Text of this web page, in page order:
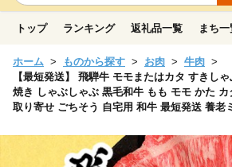
トップ ランキング 返礼品一覧 まち一
ホーム ものから探す お肉
牛肉
【最短発送】 飛騨牛 モモまたはカタ すきし
焼き しゃぶしゃぶ 黒毛和牛 もも モモ かた
取り寄せ ごちそう 自宅用 和牛 最短発送 養老